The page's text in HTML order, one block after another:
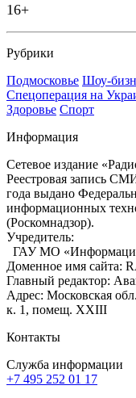
16+
Рубрики
Подмосковье Шоу-
Спецоперация на
Здоровье Спорт
Информация
Сетевое издание
Реестровая запись
года выдано
информационных
(Роскомнадзор).
Учредитель:
ГАУ МО
Доменное имя сайта:
Главный редактор:
Адрес: Московская
к. 1, помещ. XXIII
Контакты
Служба информации
+7 495 252 01 17